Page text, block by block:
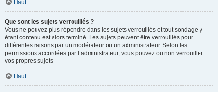
Haut
Que sont les sujets verrouillés ?
Vous ne pouvez plus répondre dans les sujets verrouillés et tout sondage y
étant contenu est alors terminé. Les sujets peuvent être verrouillés pour
différentes raisons par un modérateur ou un administrateur. Selon les
permissions accordées par l’administrateur, vous pouvez ou non verrouiller
vos propres sujets.
Haut